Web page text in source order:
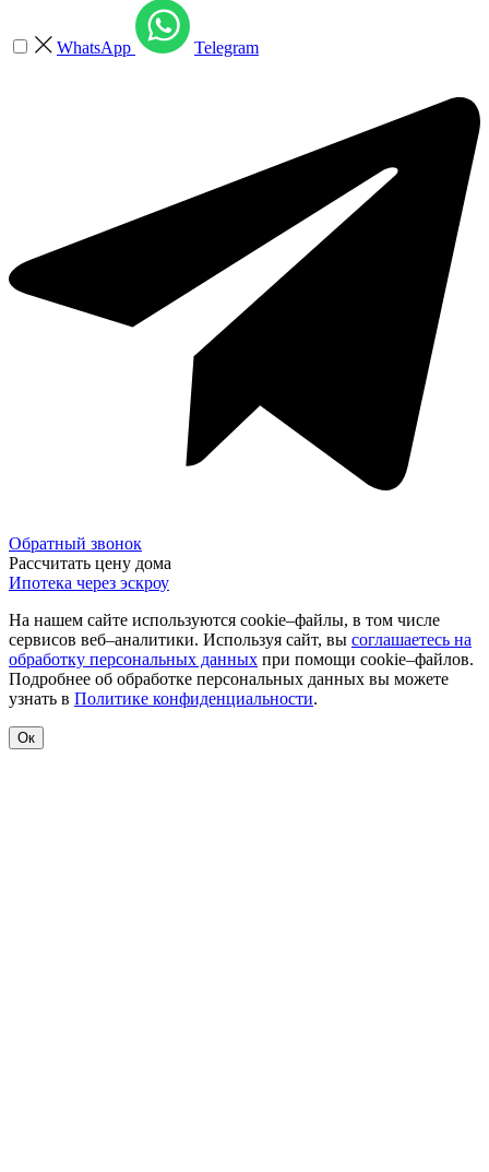
WhatsApp Telegram
Обратный звонок
Рассчитать цену дома
Ипотека через эскроу
На нашем сайте используются cookie–файлы, в том числе
сервисов веб–аналитики. Используя сайт, вы соглашаетесь на
обработку персональных данных при помощи cookie–файлов.
Подробнее об обработке персональных данных вы можете
узнать в Политике конфиденциальности.
Ок